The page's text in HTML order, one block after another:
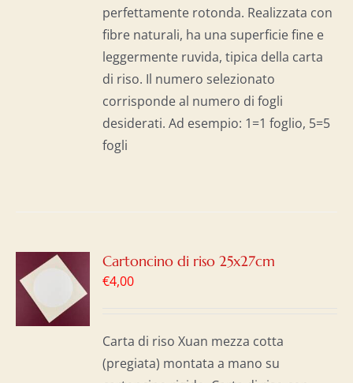
perfettamente rotonda. Realizzata con
fibre naturali, ha una superficie fine e
leggermente ruvida, tipica della carta
di riso. Il numero selezionato
corrisponde al numero di fogli
desiderati. Ad esempio: 1=1 foglio, 5=5
fogli
Cartoncino di riso 25x27cm
€4,00
Carta di riso Xuan mezza cotta
(pregiata) montata a mano su